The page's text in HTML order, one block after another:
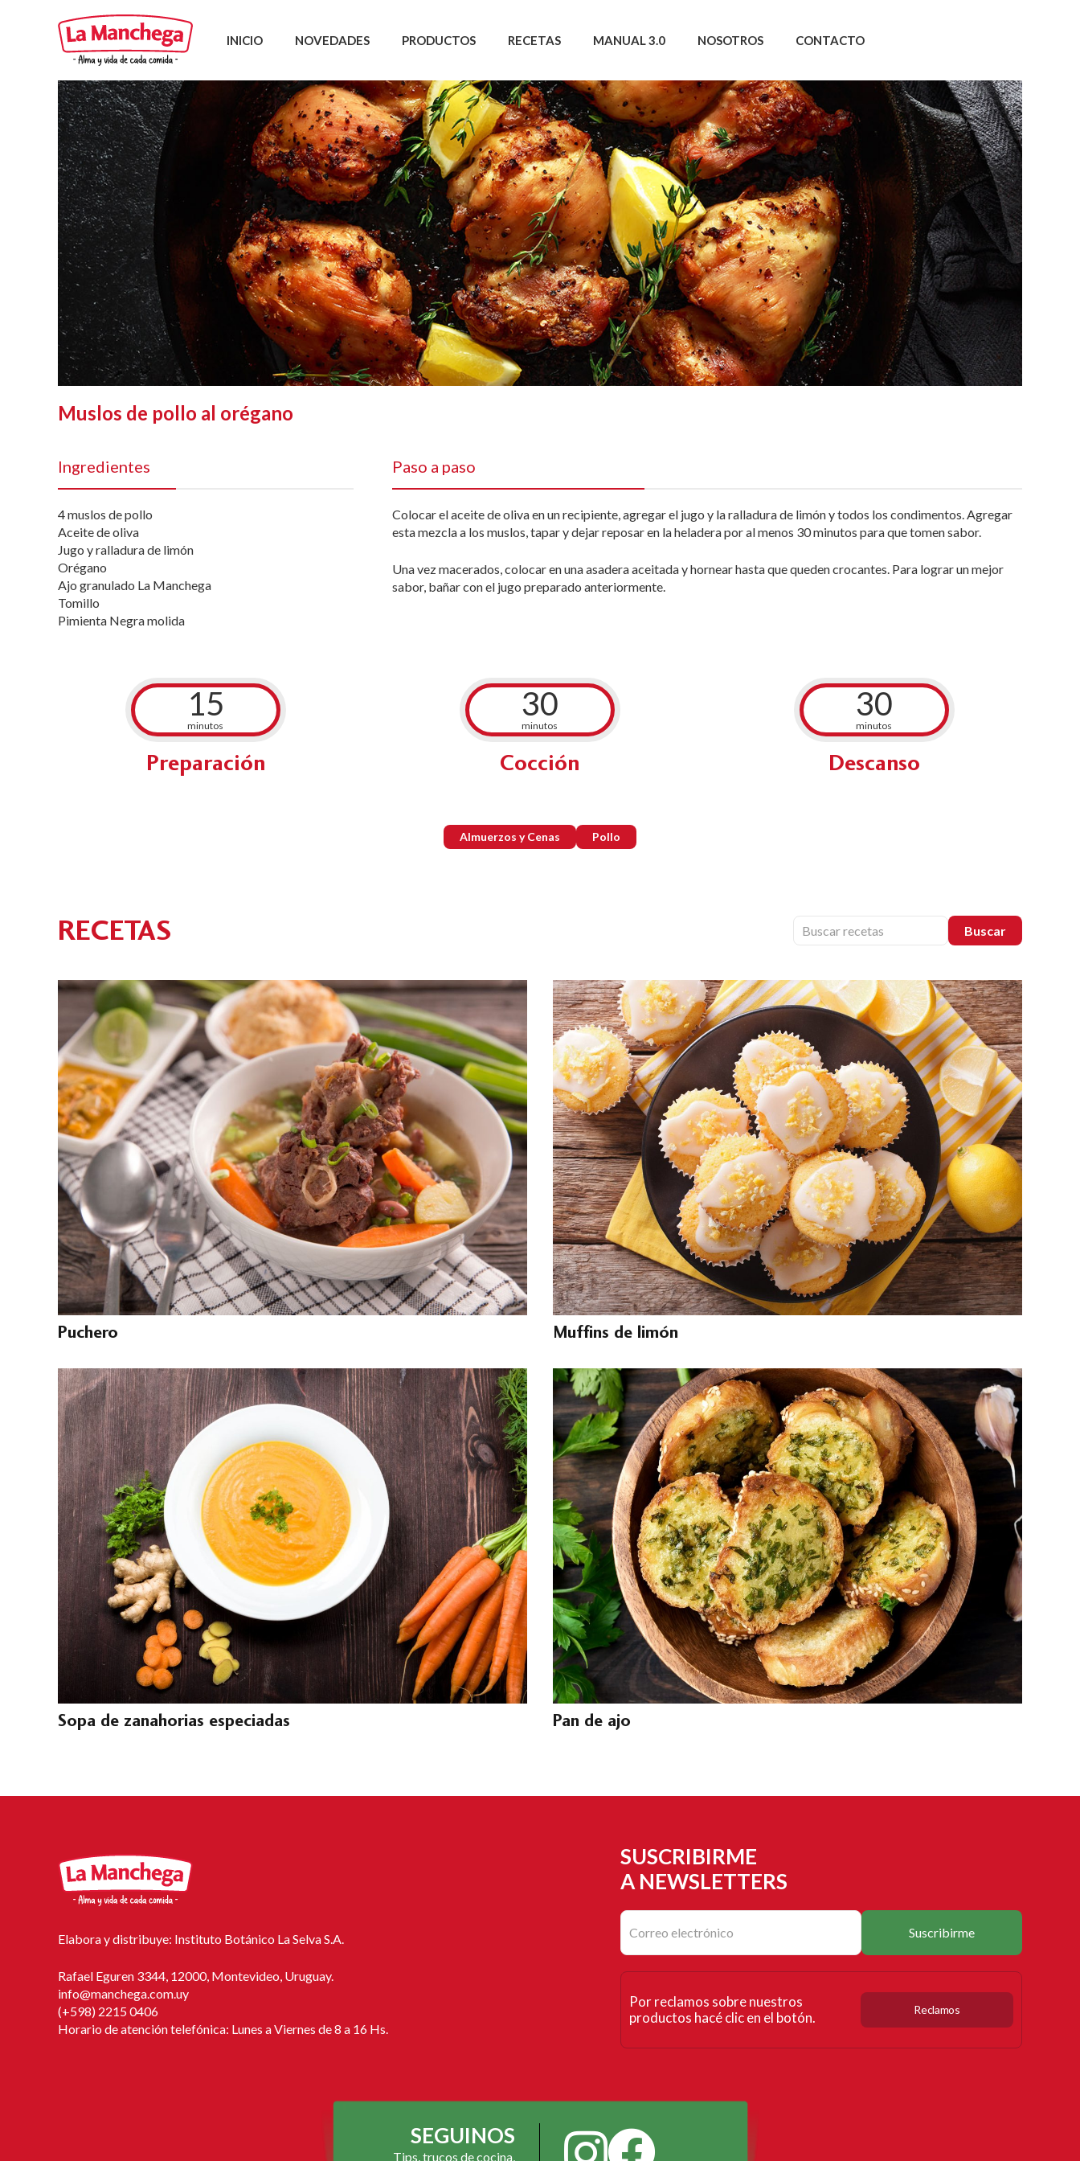
INICIO NOVEDADES PRODUCTOS RECETAS MANUAL 3.0 NOSOTROS CONTACTO
Muslos de pollo al orégano
Ingredientes
4 muslos de pollo
Aceite de oliva
Jugo y ralladura de limón
Orégano
Ajo granulado La Manchega
Tomillo
Pimienta Negra molida
Paso a paso
Colocar el aceite de oliva en un recipiente, agregar el jugo y la ralladura de limón y todos los condimentos. Agregar
esta mezcla a los muslos, tapar y dejar reposar en la heladera por al menos 30 minutos para que tomen sabor.
Una vez macerados, colocar en una asadera aceitada y hornear hasta que queden crocantes. Para lograr un mejor
sabor, bañar con el jugo preparado anteriormente.
15
minutos
Preparación
30
minutos
Cocción
30
minutos
Descanso
Almuerzos y Cenas Pollo
RECETAS Buscar
Puchero Muffins de limón
Sopa de zanahorias especiadas Pan de ajo
Elabora y distribuye: Instituto Botánico La Selva S.A.
Rafael Eguren 3344, 12000, Montevideo, Uruguay.
info@manchega.com.uy
(+598) 2215 0406
Horario de atención telefónica: Lunes a Viernes de 8 a 16 Hs.
SUSCRIBIRME
A NEWSLETTERS
Suscribirme
Por reclamos sobre nuestros
productos hacé clic en el botón.
Reclamos
SEGUINOS
Tips, trucos de cocina,